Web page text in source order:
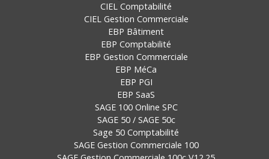
CIEL Comptabilité
CIEL Gestion Commerciale
EBP Bâtiment
EBP Comptabilité
EBP Gestion Commerciale
EBP MéCa
EBP PGI
EBP SaaS
SAGE 100 Online SPC
SAGE 50 / SAGE 50c
Sage 50 Comptabilité
SAGE Gestion Commerciale 100